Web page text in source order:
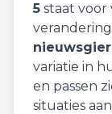
5 staat voor
verandering
variatie in
en passen
situaties